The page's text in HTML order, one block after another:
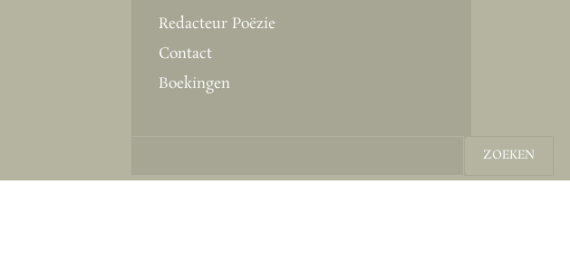
Redacteur Poëzie
Contact
Boekingen
ZOEKEN